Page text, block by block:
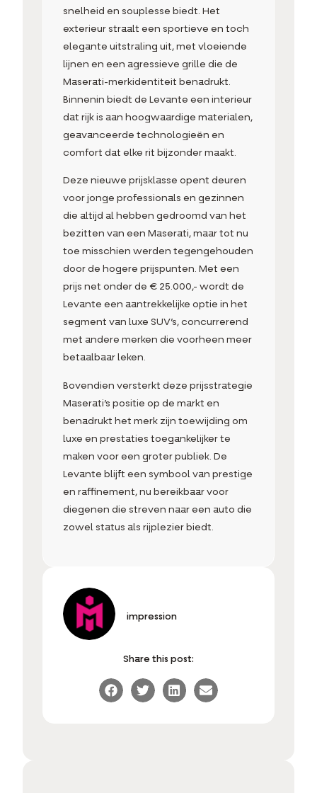
snelheid en souplesse biedt. Het
exterieur straalt een sportieve en toch
elegante uitstraling uit, met vloeiende
lijnen en een agressieve grille die de
Maserati-merkidentiteit benadrukt.
Binnenin biedt de Levante een interieur
dat rijk is aan hoogwaardige materialen,
geavanceerde technologieën en
comfort dat elke rit bijzonder maakt.
Deze nieuwe prijsklasse opent deuren
voor jonge professionals en gezinnen
die altijd al hebben gedroomd van het
bezitten van een Maserati, maar tot nu
toe misschien werden tegengehouden
door de hogere prijspunten. Met een
prijs net onder de € 25.000,- wordt de
Levante een aantrekkelijke optie in het
segment van luxe SUV’s, concurrerend
met andere merken die voorheen meer
betaalbaar leken.
Bovendien versterkt deze prijsstrategie
Maserati’s positie op de markt en
benadrukt het merk zijn toewijding om
luxe en prestaties toegankelijker te
maken voor een groter publiek. De
Levante blijft een symbool van prestige
en raffinement, nu bereikbaar voor
diegenen die streven naar een auto die
zowel status als rijplezier biedt.
impression
Share this post: